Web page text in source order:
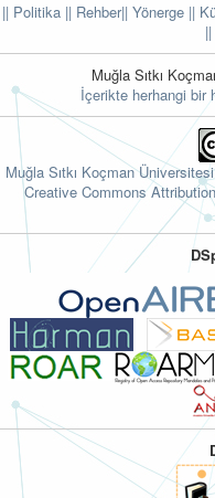
|| Politika || Rehber|| Yönerge ||
||
Muğla Sıtkı
İçerikte herhangi bir
Muğla Sıtkı Koçman
Creative Commons